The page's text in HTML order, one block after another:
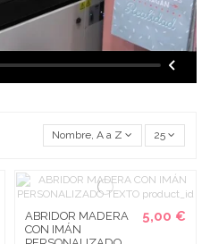
Nombre, A a Z 25
ABRIDOR MADERA
CON IMÁN
5,00 €